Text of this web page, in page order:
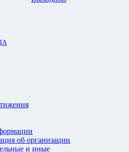
об организации
и иные